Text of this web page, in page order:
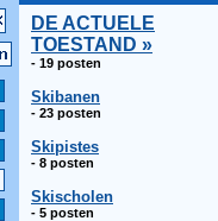
DE ACTUELE
TOESTAND »
- 19 posten
Skibanen
- 23 posten
Skipistes
- 8 posten
Skischolen
- 5 posten